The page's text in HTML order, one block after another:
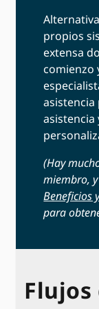
propios
extensa
comienzo
asistencia
(Hay
miembro,
Beneficios
para